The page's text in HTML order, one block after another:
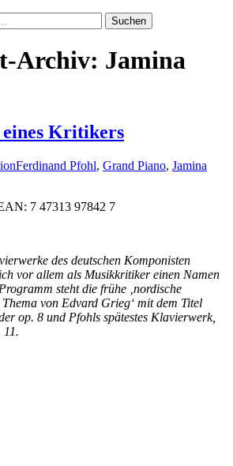
Archiv: Jamina
Kritikers
Ferdinand Pfohl, Grand Piano, Jamina
7 47313 97842 7
des deutschen Komponisten
vor allem als Musikkritiker einen Namen
steht die frühe ‚nordische
von Edvard Grieg‘ mit dem Titel
op. 8 und Pfohls spätestes Klavierwerk,
11.